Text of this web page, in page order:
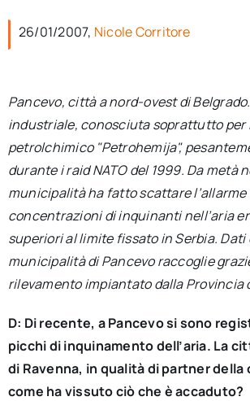
26/01/2007, Nicole Corritore
Pancevo, città a nord-ovest di
industriale, conosciuta soprattutto per
petrolchimico "Petrohemija",
durante i raid NATO del 1999. Da metà
municipalità ha fatto scattare l’allarme
concentrazioni di inquinanti nell’aria
superiori al limite fissato in Serbia. Dati
municipalità di Pancevo raccoglie
rilevamento impiantato dalla Provincia
D: Di recente, a Pancevo si sono
picchi di inquinamento dell’aria. La
di Ravenna, in qualità di partner della
come ha vissuto ciò che è accaduto?